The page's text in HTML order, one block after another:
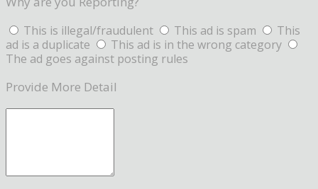
This is illegal/fraudulent This ad is spam
This
ad is a duplicate
This ad is in the wrong category
The ad goes against posting rules
Provide More Detail